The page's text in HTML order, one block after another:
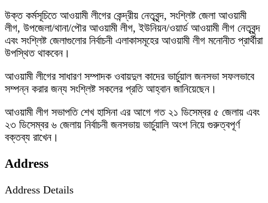
উক্ত কর্মসূচিতে আওয়ামী লীগের কেন্দ্রীয় নেতৃবৃন্দ, সংশ্লিষ্ট জেলা আওয়ামী
লীগ, উপজেলা/থানা/পৌর আওয়ামী লীগ, ইউনিয়ন/ওয়ার্ড আওয়ামী লীগ নেতৃবৃন্দ
এবং সংশ্লিষ্ট জেলাগুলোর নির্বাচনী এলাকাসমূহের আওয়ামী লীগ মনোনীত প্রার্থীরা
উপস্থিত থাকবেন।
আওয়ামী লীগের সাধারণ সম্পাদক ওবায়দুল কাদের ভার্চুয়াল জনসভা সফলভাবে
সম্পন্ন করার জন্য সংশ্লিষ্ট সকলের প্রতি আহ্বান জানিয়েছেন।
আওয়ামী লীগ সভাপতি শেখ হাসিনা এর আগে গত ২১ ডিসেম্বর ৫ জেলায় এবং
২৩ ডিসেম্বর ৬ জেলায় নির্বাচনী জনসভায় ভার্চুয়ালি অংশ নিয়ে গুরুত্বপূর্ণ
বক্তব্য রাখেন।
Address
Address Details